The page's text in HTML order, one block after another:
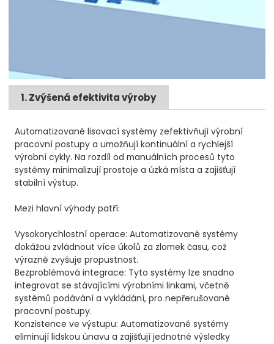
1. Zvýšená efektivita výroby
Automatizované lisovací systémy zefektivňují výrobní
pracovní postupy a umožňují kontinuální a rychlejší
výrobní cykly. Na rozdíl od manuálních procesů tyto
systémy minimalizují prostoje a úzká místa a zajišťují
stabilní výstup.
Mezi hlavní výhody patří:
Vysokorychlostní operace: Automatizované systémy
dokážou zvládnout více úkolů za zlomek času, což
výrazně zvyšuje propustnost.
Bezproblémová integrace: Tyto systémy lze snadno
integrovat se stávajícími výrobními linkami, včetně
systémů podávání a vykládání, pro nepřerušované
pracovní postupy.
Konzistence ve výstupu: Automatizované systémy
eliminují lidskou únavu a zajišťují jednotné výsledky